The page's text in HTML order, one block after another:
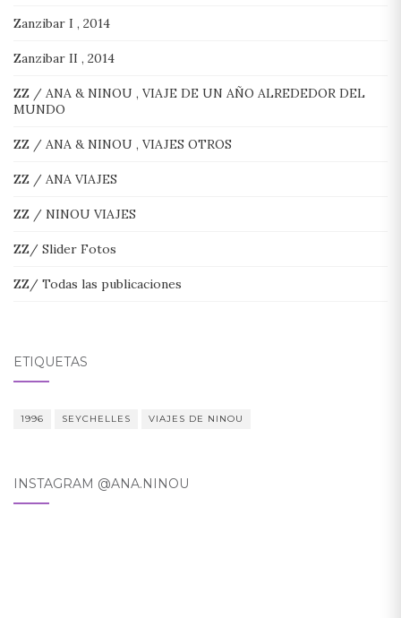
Zanzibar I , 2014
Zanzibar II , 2014
ZZ / ANA & NINOU , VIAJE DE UN AÑO ALREDEDOR DEL
MUNDO
ZZ / ANA & NINOU , VIAJES OTROS
ZZ / ANA VIAJES
ZZ / NINOU VIAJES
ZZ/ Slider Fotos
ZZ/ Todas las publicaciones
ETIQUETAS
1996 SEYCHELLES VIAJES DE NINOU
INSTAGRAM @ANA.NINOU